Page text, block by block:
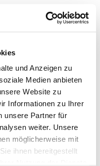
und Anzeigen zu
Medien anbieten
Website zu
Informationen zu Ihrer
unsere Partner für
weiter. Unsere
möglicherweise mit
ihnen bereitgestellt